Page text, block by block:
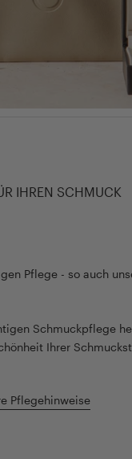
IHREN SCHMUCK
Pflege - so auch
Schmuckpflege
Ihrer
Pflegehinweise